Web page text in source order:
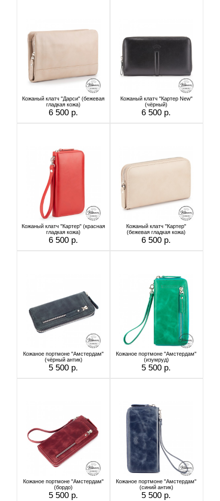
Кожаный клатч "Дарси" (бежевая
гладкая кожа)
6 500 р.
Кожаный клатч "Картер New"
(чёрный)
6 500 р.
Кожаный клатч "Картер" (красная
гладкая кожа)
6 500 р.
Кожаный клатч "Картер"
(бежевая гладкая кожа)
6 500 р.
Кожаное портмоне "Амстердам"
(чёрный антик)
5 500 р.
Кожаное портмоне "Амстердам"
(изумруд)
5 500 р.
Кожаное портмоне "Амстердам"
(бордо)
5 500 р.
Кожаное портмоне "Амстердам"
(синий антик)
5 500 р.